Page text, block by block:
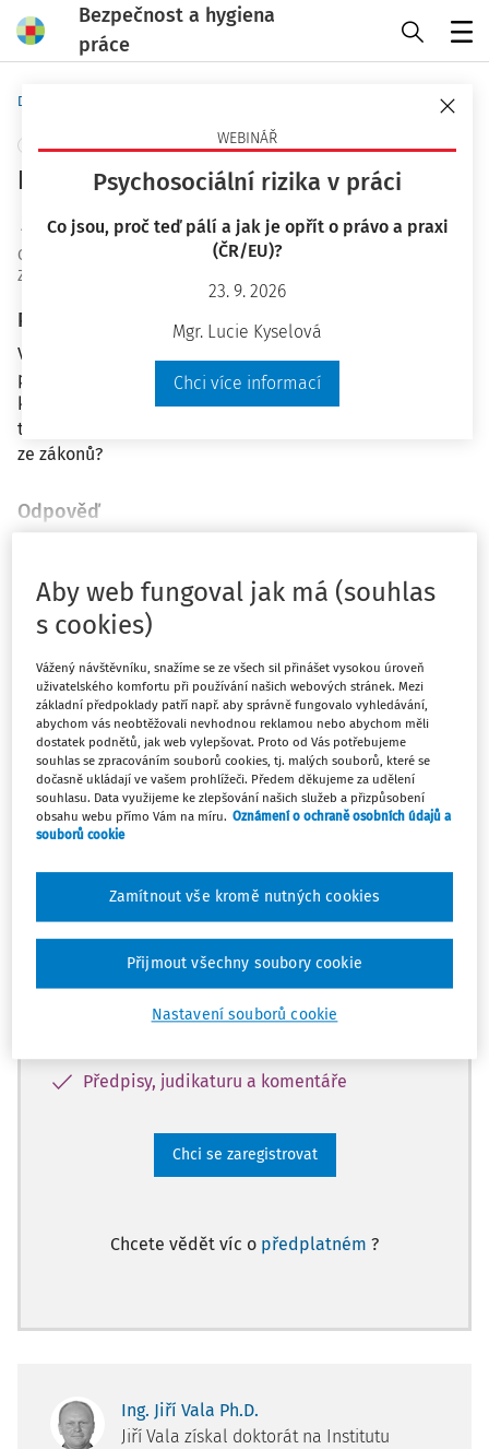
Bezpečnost a hygiena
práce
WEBINÁŘ
Psychosociální rizika v práci
Co jsou, proč teď pálí a jak je opřít o právo a praxi
(ČR/EU)?
23. 9. 2026
Mgr. Lucie Kyselová
Chci více informací
Domů
+ PŘIDAT VLASTNÍ
Pes na pracovišti
Ing. Jiří Vala Ph.D.
OaO ID
Zodpovězeno
Plné znění otázky
V administrativní budově mohou pobývat a často
pobývají psi zaměstnanců. Nyní nastoupila kolegyně,
která trpí alergií na psy. Jaká jsou doporučení pro řešení
takovýchto situací? Dotýká se této problematiky některý
ze zákonů?
Odpověď
Máte předplatné? Přihlaste se
Tento dokument je jen pro
předplatitele
Zaregistrujte se a získejte přístup k
Díky registraci získáte přístup k:
Informacím z oblasti BOZP, PO a
pracovního práva
Databázi otázek a odpovědí
Předpisy, judikaturu a komentáře
Chci se zaregistrovat
Chcete vědět víc o předplatném ?
Ing. Jiří Vala Ph.D.
Jiří Vala získal doktorát na Institutu
Aby web fungoval jak má (souhlas
s cookies)
Vážený návštěvníku, snažíme se ze všech sil přinášet vysokou úroveň
uživatelského komfortu při používání našich webových stránek. Mezi
základní předpoklady patří např. aby správně fungovalo vyhledávání,
abychom vás neobtěžovali nevhodnou reklamou nebo abychom měli
dostatek podnětů, jak web vylepšovat. Proto od Vás potřebujeme
souhlas se zpracováním souborů cookies, tj. malých souborů, které se
dočasně ukládají ve vašem prohlížeči. Předem děkujeme za udělení
souhlasu. Data využijeme ke zlepšování našich služeb a přizpůsobení
obsahu webu přímo Vám na míru. Oznámení o ochraně osobních údajů a
souborů cookie
Nastavení souborů cookie
Zamítnout vše kromě nutných cookies
Přijmout všechny soubory cookie